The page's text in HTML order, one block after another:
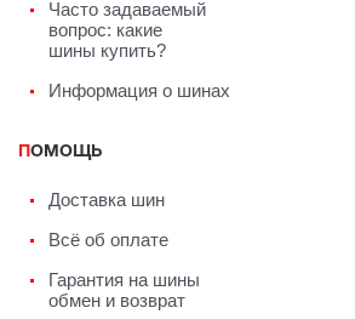
Часто задаваемый
вопрос: какие
шины купить?
Информация о шинах
ПОМОЩЬ
Доставка шин
Всё об оплате
Гарантия на шины
обмен и возврат